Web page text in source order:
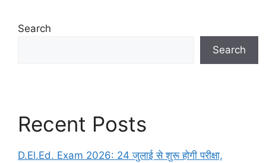
Search
Search
Recent Posts
D.El.Ed. Exam 2026: 24 जुलाई से शुरू होगी परीक्षा,